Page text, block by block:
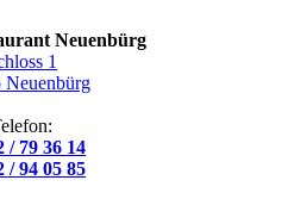
Neuenbürg
1
Neuenbürg
/ 79 36 14
/ 94 05 85